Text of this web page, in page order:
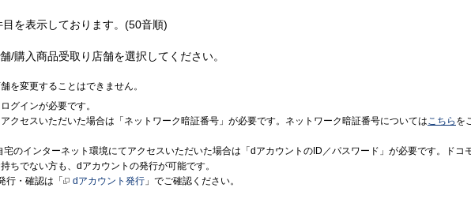
を表示しております。(50音順)
/購入商品受取り店舗を選択してください。
を変更することはできません。
グインが必要です。
アクセスいただいた場合は「ネットワーク暗証番号」が必要です。ネットワーク暗証番号についてはこちら を
宅のインターネット環境にてアクセスいただいた場合は「dアカウントのID／パスワード」が必要です。ドコ
ちでない方も、dアカウントの発行が可能です。
行・確認は「
dアカウント発行 」でご確認ください。